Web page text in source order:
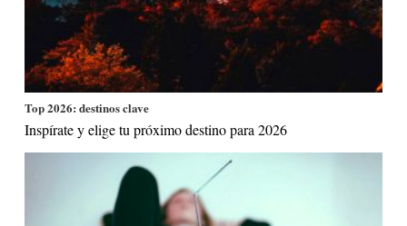
Top 2026: destinos clave
Inspírate y elige tu próximo destino para 2026